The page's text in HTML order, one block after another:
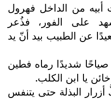
من الداخل فهرول
على الفور، فذُعر
عن الطبيب بيد أنّ يد
شديدًا رماه فطين
يا ابن الكلب.
البذلة حتى يتنفس